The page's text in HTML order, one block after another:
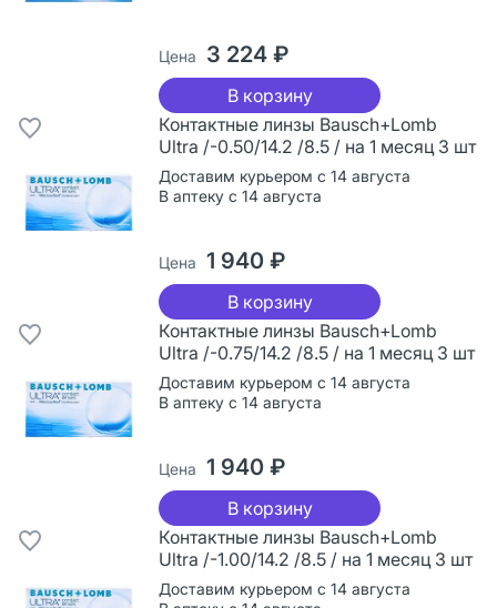
Цена 3 224 ₽
В корзину
Контактные линзы Bausch+Lomb
Ultra /-0.50/14.2 /8.5 / на 1 месяц 3 шт
Доставим курьером с 14 августа
В аптеку с 14 августа
Цена 1 940 ₽
В корзину
Контактные линзы Bausch+Lomb
Ultra /-0.75/14.2 /8.5 / на 1 месяц 3 шт
Доставим курьером с 14 августа
В аптеку с 14 августа
Цена 1 940 ₽
В корзину
Контактные линзы Bausch+Lomb
Ultra /-1.00/14.2 /8.5 / на 1 месяц 3 шт
Доставим курьером с 14 августа